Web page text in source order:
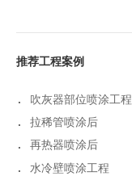
推荐工程案例
.
吹灰器部位喷涂工程
.
拉稀管喷涂后
.
再热器喷涂后
.
水冷壁喷涂工程